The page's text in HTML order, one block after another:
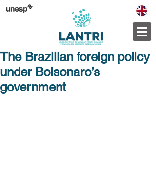
The Brazilian foreign policy
under Bolsonaro’s
government